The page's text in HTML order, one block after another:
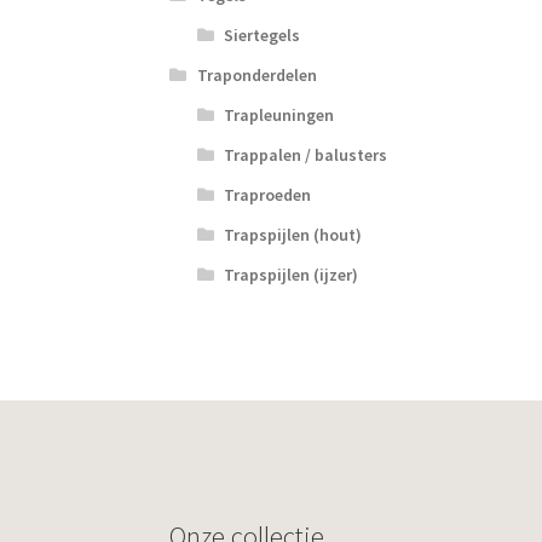
Siertegels
Traponderdelen
Trapleuningen
Trappalen / balusters
Traproeden
Trapspijlen (hout)
Trapspijlen (ijzer)